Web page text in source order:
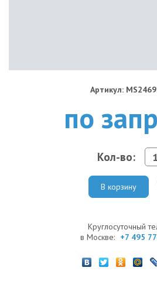
Артикул:
по
Кол-во:
В корзину
Круглосуточный
в Москве: +7 495